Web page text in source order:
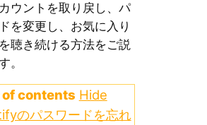
ウントを取り戻し、パ
を変更し、お気に入り
聴き続ける方法をご説
。
of contents Hide
のパスワードを忘れ